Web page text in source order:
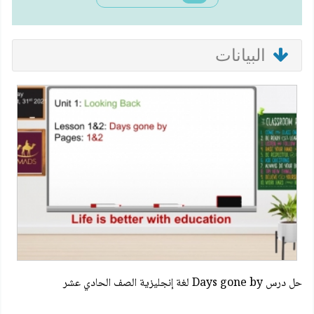
البيانات
حل درس Days gone by لغة إنجليزية الصف الحادي عشر